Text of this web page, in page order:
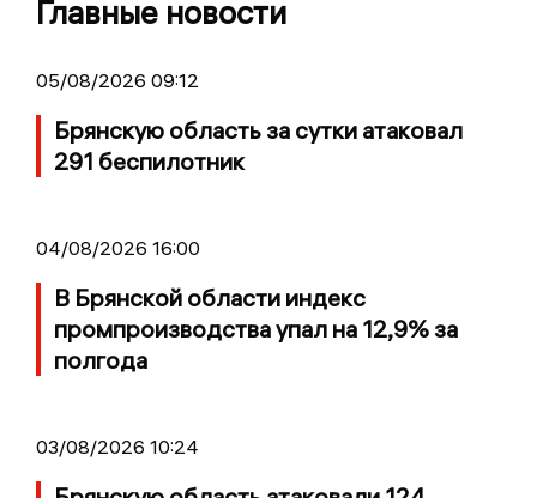
Главные новости
05/08/2026 09:12
Брянскую область за сутки атаковал
291 беспилотник
04/08/2026 16:00
В Брянской области индекс
промпроизводства упал на 12,9% за
полгода
03/08/2026 10:24